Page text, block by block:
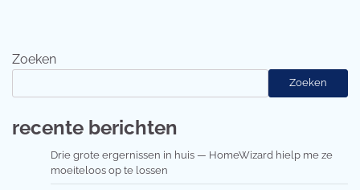
Zoeken
Zoeken
recente berichten
Drie grote ergernissen in huis — HomeWizard hielp me ze
moeiteloos op te lossen